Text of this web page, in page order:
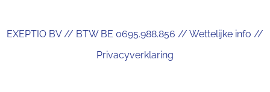
EXEPTIO BV // BTW BE 0695.988.856 // Wettelijke info //
Privacyverklaring